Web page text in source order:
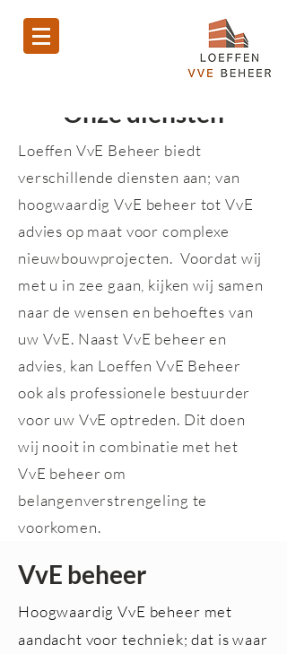
Onze diensten
Loeffen VvE Beheer biedt
verschillende diensten aan; van
hoogwaardig VvE beheer tot VvE
advies op maat voor complexe
nieuwbouwprojecten. Voordat wij
met u in zee gaan, kijken wij samen
naar de wensen en behoeftes van
uw VvE. Naast VvE beheer en
advies, kan Loeffen VvE Beheer
ook als professionele bestuurder
voor uw VvE optreden. Dit doen
wij nooit in combinatie met het
VvE beheer om
belangenverstrengeling te
voorkomen.
VvE beheer
Hoogwaardig VvE beheer met
aandacht voor techniek; dat is waar